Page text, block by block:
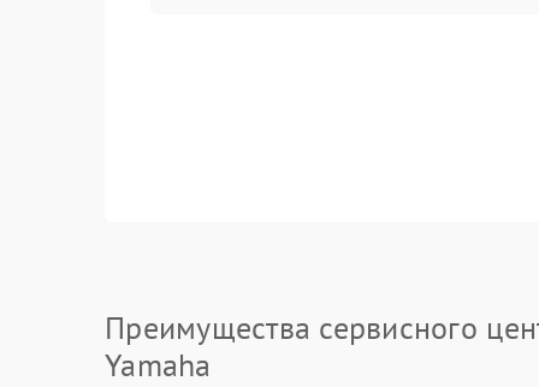
Преимущества сервисного
Yamaha